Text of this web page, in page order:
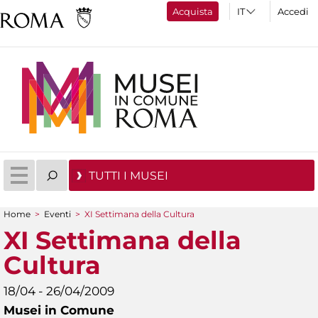
Acquista Accedi
TUTTI I MUSEI
Tu sei qui
Home > Eventi > XI Settimana della Cultura
XI Settimana della
Cultura
18/04 - 26/04/2009
Musei in Comune